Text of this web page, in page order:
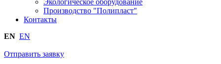
Производство "Полипласт"
Контакты
EN EN
Отправить заявку